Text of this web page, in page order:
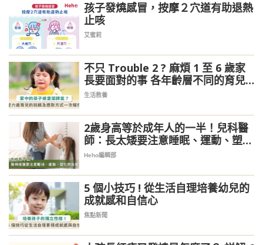
孩子發燒感冒，按摩２穴道有助退熱
止咳
艾蜜莉
不只 Trouble 2 ? 麻煩 1 至 6 歲家
長要面對的事 各年齡層不同的育兒
挑戰
生活教養
2歲身高等於成年人的一半！兒科醫
師：長太矮要注意睡眠、運動、塑化
劑危害
Heho編輯部
5 個小技巧 ! 從生活自理培養幼兒的
成就感和自信心
焦點新聞